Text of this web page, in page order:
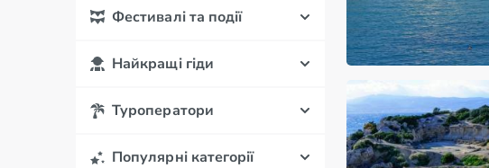
Фестивалі та події
Найкращі гіди
Туроператори
Популярні категорії